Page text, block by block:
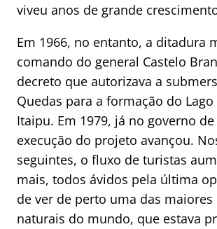
viveu anos de grande
Em 1966, no entanto, a ditadura
comando do general Castelo
decreto que autorizava a
Quedas para a formação do
Itaipu. Em 1979, já no governo
execução do projeto avançou.
seguintes, o fluxo de turistas
mais, todos ávidos pela última
de ver de perto uma das
naturais do mundo, que estava